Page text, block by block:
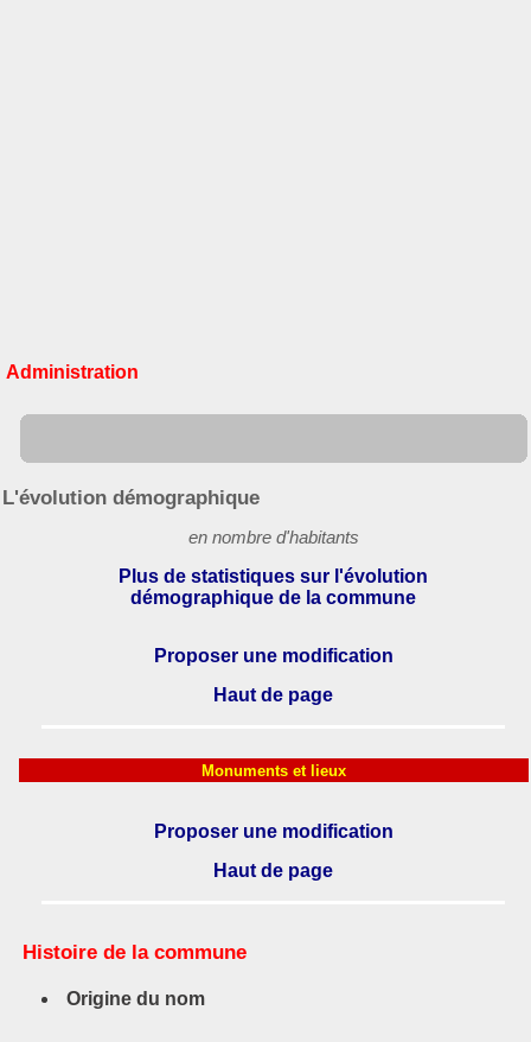
Administration
L'évolution démographique
en nombre d'habitants
Plus de statistiques sur l'évolution
démographique de la commune
Proposer une modification
Haut de page
Monuments et lieux
Proposer une modification
Haut de page
Histoire de la commune
Origine du nom